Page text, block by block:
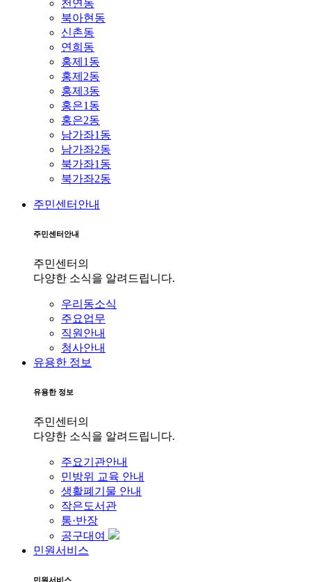
천연동
북아현동
신촌동
연희동
홍제1동
홍제2동
홍제3동
홍은1동
홍은2동
남가좌1동
남가좌2동
북가좌1동
북가좌2동
주민센터안내
주민센터안내
주민센터의
다양한 소식을 알려드립니다.
우리동소식
주요업무
직원안내
청사안내
유용한 정보
유용한 정보
주민센터의
다양한 소식을 알려드립니다.
주요기관안내
민방위 교육 안내
생활폐기물 안내
작은도서관
통·반장
공구대여
민원서비스
민원서비스